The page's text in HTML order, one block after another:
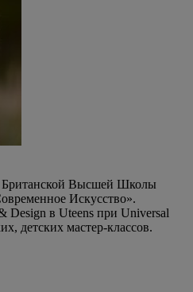
Британской Высшей Школы
Искусство».
Design в Uteens при Universal
детских мастер-классов.